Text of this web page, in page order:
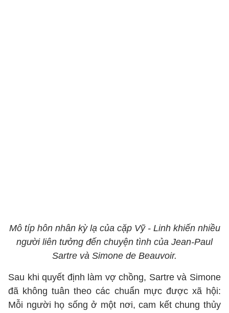
Mô típ hôn nhân kỳ lạ của cặp Vỹ - Linh khiến nhiều
người liên tưởng đến chuyện tình của Jean-Paul
Sartre và Simone de Beauvoir.
Sau khi quyết định làm vợ chồng, Sartre và Simone
đã không tuân theo các chuẩn mực được xã hội:
Mỗi người họ sống ở một nơi, cam kết chung thủy